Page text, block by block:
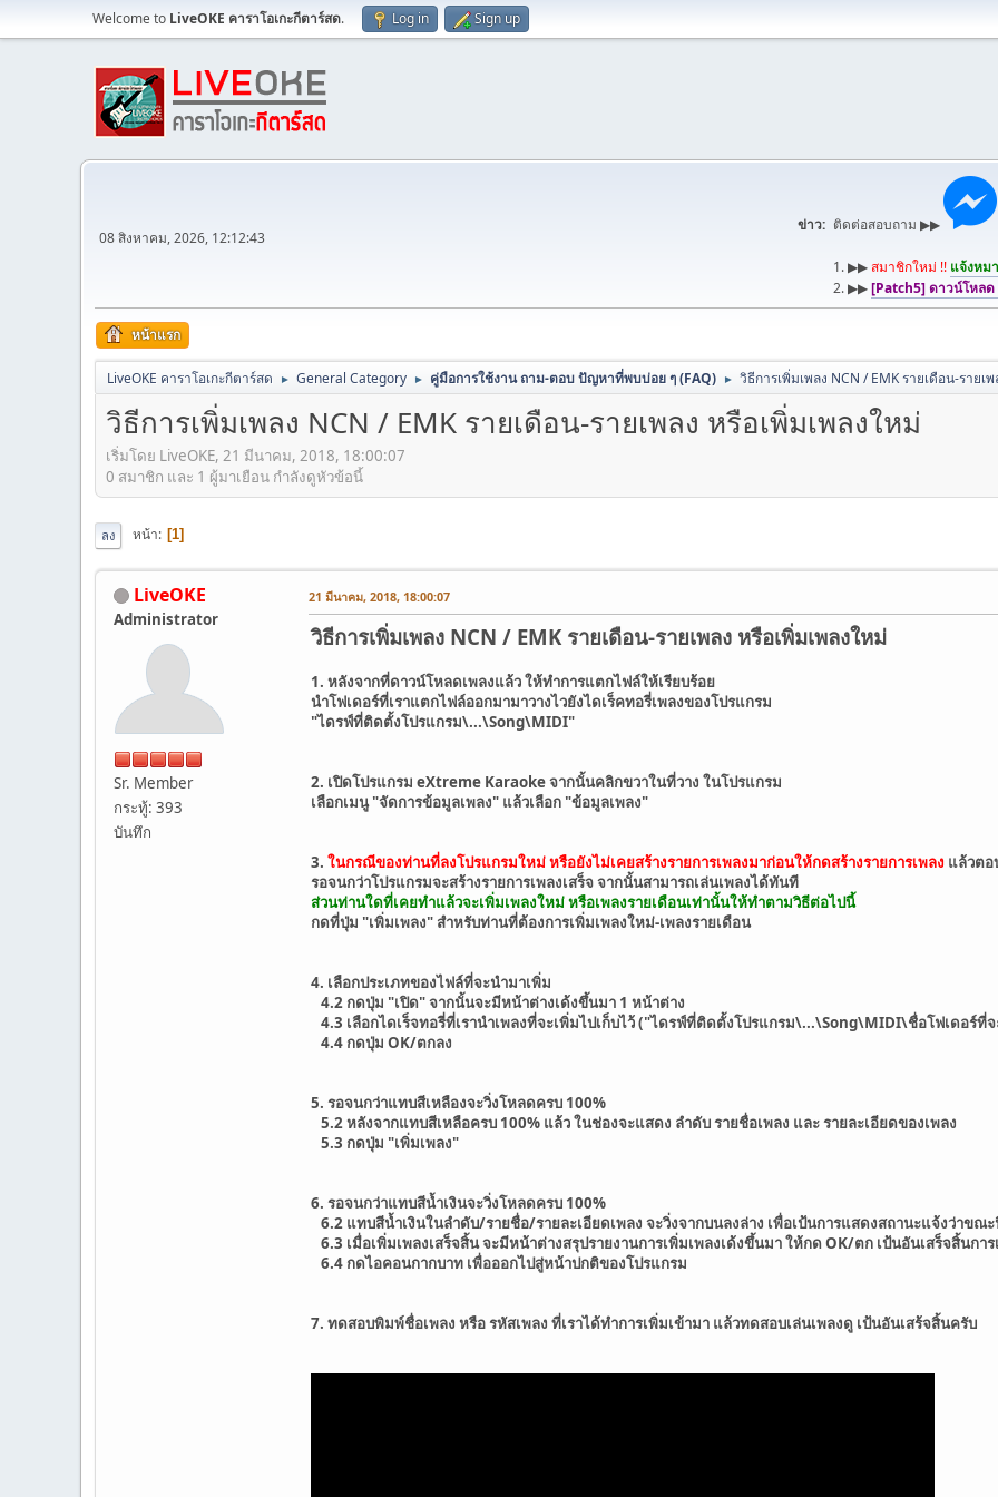
Welcome to LiveOKE คาราโอเกะกีตาร์สด. Log in Sign up
08 สิงหาคม, 2026, 12:12:43
ข่าว: ติดต่อสอบถาม ▶▶
1. ▶▶สมาชิกใหม่ !! แจ้งหม
2. ▶▶[Patch5] ดาวน์โหลด
หน้าแรก
LiveOKE คาราโอเกะกีตาร์สด ► General Category ► คู่มือการใช้งาน ถาม-ตอบ ปัญหาที่พบบ่อย ๆ (FAQ) ► วิธีการเพิ่มเพลง NCN / EMK รายเดือน-รายเ
วิธีการเพิ่มเพลง NCN / EMK รายเดือน-รายเพลง หรือเพิ่มเพลงใหม่
เริ่มโดย LiveOKE, 21 มีนาคม, 2018, 18:00:07
0 สมาชิก และ 1 ผู้มาเยือน กำลังดูหัวข้อนี้
ลง หน้า 1
LiveOKE
Administrator
Sr. Member
กระทู้: 393
บันทึก
21 มีนาคม, 2018, 18:00:07
วิธีการเพิ่มเพลง NCN / EMK รายเดือน-รายเพลง หรือเพิ่มเพลงใหม่
1. หลังจากที่ดาวน์โหลดเพลงแล้ว ให้ทำการแตกไฟล์ให้เรียบร้อย
นำโฟเดอร์ที่เราแตกไฟล์ออกมามาวางไวยังไดเร็คทอรี่เพลงของโปรแกรม
"ไดรฟ์ที่ติดตั้งโปรแกรม\...\Song\MIDI"
2. เปิดโปรแกรม eXtreme Karaoke จากนั้นคลิกขวาในที่วาง ในโปรแกรม
เลือกเมนู "จัดการข้อมูลเพลง" แล้วเลือก "ข้อมูลเพลง"
3. ในกรณีของท่านที่ลงโปรแกรมใหม่ หรือยังไม่เคยสร้างรายการเพลงมาก่อนให้กดสร้างรายการเพลง แล้วตอ
รอจนกว่าโปรแกรมจะสร้างรายการเพลงเสร็จ จากนั้นสามารถเล่นเพลงได้ทันที
ส่วนท่านใดที่เคยทำแล้วจะเพิ่มเพลงใหม่ หรือเพลงรายเดือนเท่านั้นให้ทำตามวิธีต่อไปนี้
กดที่ปุ่ม "เพิ่มเพลง" สำหรับท่านที่ต้องการเพิ่มเพลงใหม่-เพลงรายเดือน
4. เลือกประเภทของไฟล์ที่จะนำมาเพิ่ม
4.2 กดปุ่ม "เปิด" จากนั้นจะมีหน้าต่างเด้งขึ้นมา 1 หน้าต่าง
4.3 เลือกไดเร็จทอรี่ที่เรานำเพลงที่จะเพิ่มไปเก็บไว้ ("ไดรฟ์ที่ติดตั้งโปรแกรม\...\Song\MIDI\ชื่อโฟเดอร์ที่
4.4 กดปุ่ม OK/ตกลง
5. รอจนกว่าแทบสีเหลืองจะวิ่งโหลดครบ 100%
5.2 หลังจากแทบสีเหลือครบ 100% แล้ว ในช่องจะแสดง ลำดับ รายชื่อเพลง และ รายละเอียดของเพลง
5.3 กดปุ่ม "เพิ่มเพลง"
6. รอจนกว่าแทบสีน้ำเงินจะวิ่งโหลดครบ 100%
6.2 แทบสีน้ำเงินในลำดับ/รายชื่อ/รายละเอียดเพลง จะวิ่งจากบนลงล่าง เพื่อเป้นการแสดงสถานะแจ้งว่าขณ
6.3 เมื่อเพิ่มเพลงเสร็จสิ้น จะมีหน้าต่างสรุปรายงานการเพิ่มเพลงเด้งขึ้นมา ให้กด OK/ตก เป้นอันเสร็จสิ้นการ
6.4 กดไอคอนกากบาท เพื่อออกไปสู่หน้าปกติของโปรแกรม
7. ทดสอบพิมพ์ชื่อเพลง หรือ รหัสเพลง ที่เราได้ทำการเพิ่มเข้ามา แล้วทดสอบเล่นเพลงดู เป้นอันเสร้จสิ้นครับ